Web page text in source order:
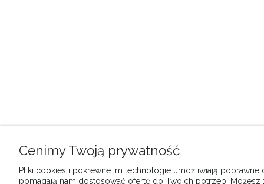
Cenimy Twoją prywatność
Pliki cookies i pokrewne im technologie umożliwiają poprawne
pomagają nam dostosować ofertę do Twoich potrzeb. Możesz